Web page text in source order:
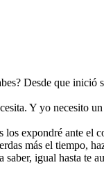
Desde que inició
Y yo necesito un
los expondré ante el
más el tiempo,
saber, igual hasta te